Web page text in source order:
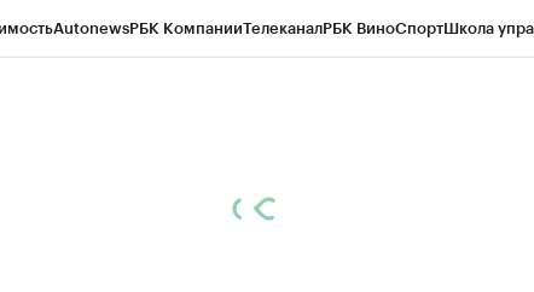
AutonewsРБК КомпанииТелеканалРБК ВиноСпортШкола